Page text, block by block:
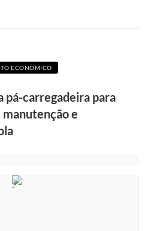
ECONÔMICO
pá-carregadeira para
e